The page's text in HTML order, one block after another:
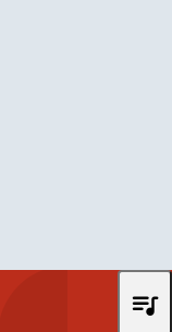
queue_music